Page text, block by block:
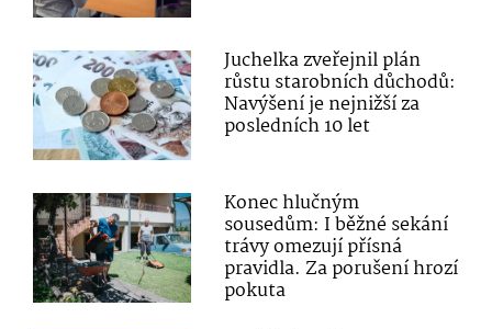
Juchelka zveřejnil plán
růstu starobních důchodů:
Navýšení je nejnižší za
posledních 10 let
Konec hlučným
sousedům: I běžné sekání
trávy omezují přísná
pravidla. Za porušení hrozí
pokuta